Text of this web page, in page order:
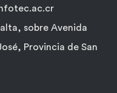
sobre Avenida
Provincia de San